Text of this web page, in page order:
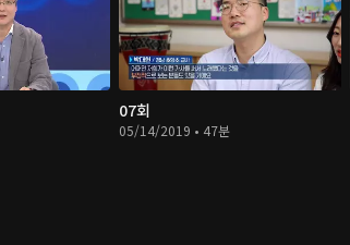
07회
05/14/2019 • 47분